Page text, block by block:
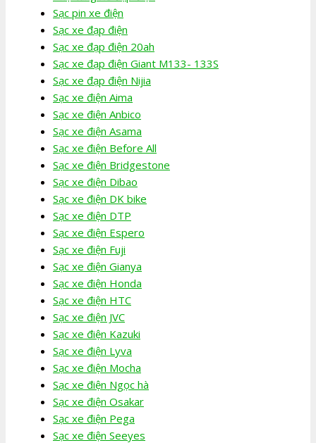
Sạc pin xe điện
Sạc xe đạp điện
Sạc xe đạp điện 20ah
Sạc xe đạp điện Giant M133- 133S
Sạc xe đạp điện Nijia
Sạc xe điện Aima
Sạc xe điện Anbico
Sạc xe điện Asama
Sạc xe điện Before All
Sạc xe điện Bridgestone
Sạc xe điện Dibao
Sạc xe điện DK bike
Sạc xe điện DTP
Sạc xe điện Espero
Sạc xe điện Fuji
Sạc xe điện Gianya
Sạc xe điện Honda
Sạc xe điện HTC
Sạc xe điện JVC
Sạc xe điện Kazuki
Sạc xe điện Lyva
Sạc xe điện Mocha
Sạc xe điện Ngọc hà
Sạc xe điện Osakar
Sạc xe điện Pega
Sạc xe điện Seeyes